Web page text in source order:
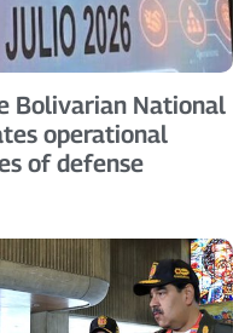
Bolivarian National
operational
of defense